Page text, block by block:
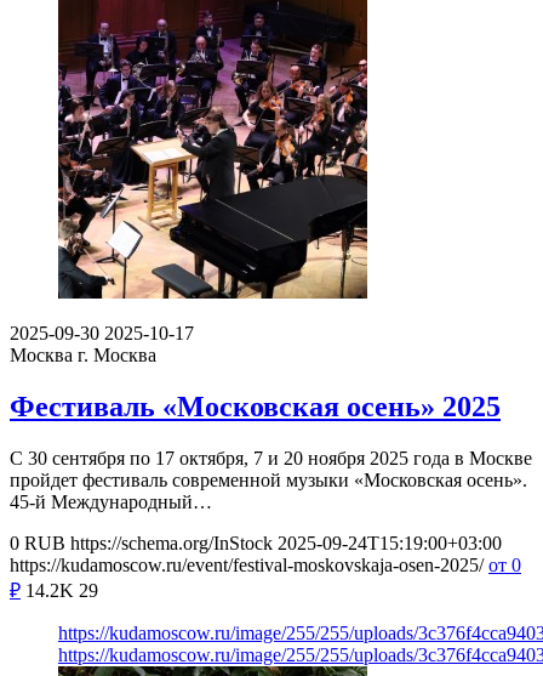
2025-09-30 2025-10-17
Москва г. Москва
Фестиваль «Московская осень» 2025
С 30 сентября по 17 октября, 7 и 20 ноября 2025 года в Москве
пройдет фестиваль современной музыки «Московская осень».
45-й Международный…
0 RUB https://schema.org/InStock 2025-09-24T15:19:00+03:00
https://kudamoscow.ru/event/festival-moskovskaja-osen-2025/ от 0
₽ 14.2K 29
https://kudamoscow.ru/image/255/255/uploads/
https://kudamoscow.ru/image/255/255/uploads/